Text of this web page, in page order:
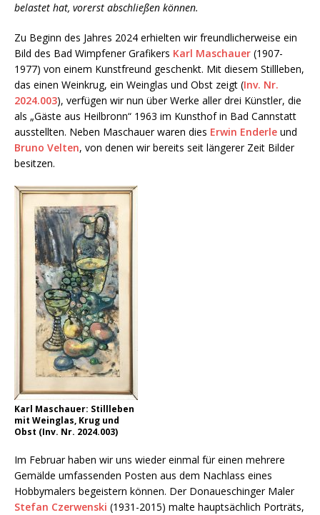
belastet hat, vorerst abschließen können.
Zu Beginn des Jahres 2024 erhielten wir freundlicherweise ein
Bild des Bad Wimpfener Grafikers Karl Maschauer (1907-
1977) von einem Kunstfreund geschenkt. Mit diesem Stillleben,
das einen Weinkrug, ein Weinglas und Obst zeigt (Inv. Nr.
2024.003), verfügen wir nun über Werke aller drei Künstler, die
als „Gäste aus Heilbronn“ 1963 im Kunsthof in Bad Cannstatt
ausstellten. Neben Maschauer waren dies Erwin Enderle und
Bruno Velten, von denen wir bereits seit längerer Zeit Bilder
besitzen.
Karl Maschauer: Stillleben
mit Weinglas, Krug und
Obst (Inv. Nr. 2024.003)
Im Februar haben wir uns wieder einmal für einen mehrere
Gemälde umfassenden Posten aus dem Nachlass eines
Hobbymalers begeistern können. Der Donaueschinger Maler
Stefan Czerwenski (1931-2015) malte hauptsächlich Porträts,